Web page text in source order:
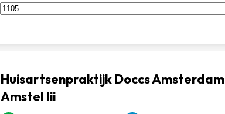
Huisartsenpraktijk Doccs Amsterdam
Amstel Iii